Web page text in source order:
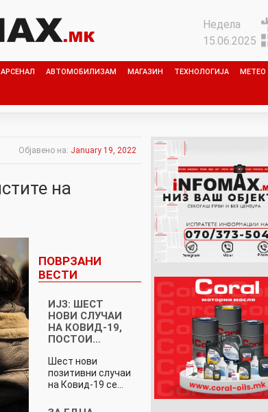
Недела
15.06.2025
АРСЕНАЛ АВТОМОБИЛИЗАМ МАГАЗИН ТЕХНОЛОГИЈА МЕТЕО
Објавено на: January 19, 2022
на
ПОВРЗАНИ
ВЕСТИ
ИЈЗ: ШЕСТ
НОВИ СЛУЧАИ
НА КОВИД-19,
ПОСТОИ…
Шест нови
позитивни случаи
на Ковид-19 се…